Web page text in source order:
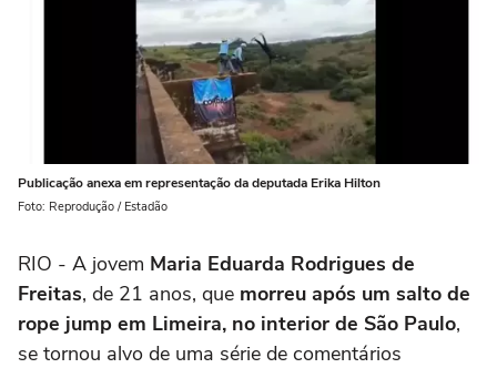
Publicação anexa em representação da deputada Erika Hilton
Foto: Reprodução / Estadão
RIO - A jovem Maria Eduarda Rodrigues de
Freitas, de 21 anos, que morreu após um salto de
rope jump em Limeira, no interior de São Paulo,
se tornou alvo de uma série de comentários